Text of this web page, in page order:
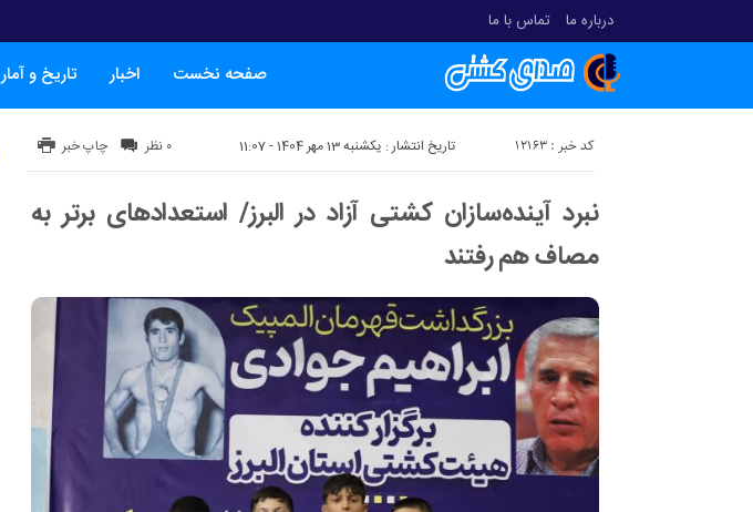
درباره ما تماس با ما
صفحه نخست اخبار تاریخ و آمار
تاریخ انتشار : یکشنبه 13 مهر 1404 - 11:07 کد خبر : 12163 چاپ خبر ۰ نظر
نبرد آینده‌سازان کشتی آزاد در البرز/ استعدادهای برتر به
مصاف هم رفتند